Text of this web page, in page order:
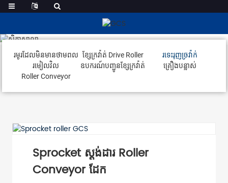
រទេះរុញច្រវ៉ាក់
រមូរដែលមិនមានថាមពល ខ្សែក្រវ៉ាត់ Drive Roller
រទេះរុញច្រវ៉ាក់
រមៀលវិល
ឧបករណ៍បញ្ជូនខ្សែក្រវ៉ាត់
គ្រឿងបន្លាស់
Roller Conveyor
Sprocket ស្តង់ដារ Roller
Conveyor ដែក